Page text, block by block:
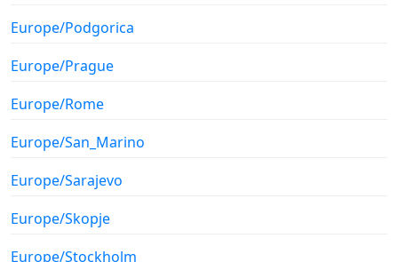
Europe/Podgorica
Europe/Prague
Europe/Rome
Europe/San_Marino
Europe/Sarajevo
Europe/Skopje
Europe/Stockholm